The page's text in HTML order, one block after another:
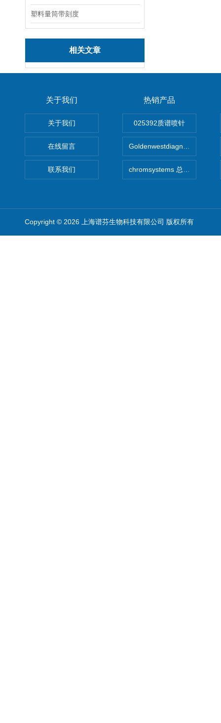
塑料量筒带刻度
相关文章
关于我们
关于我们
在线留言
联系我们
热销产品
025392质谱喷针
Goldenwestdiagnostics总代
chromsystems 总代理
Copyright © 2026 上海谱芬生物科技有限公司 版权所有